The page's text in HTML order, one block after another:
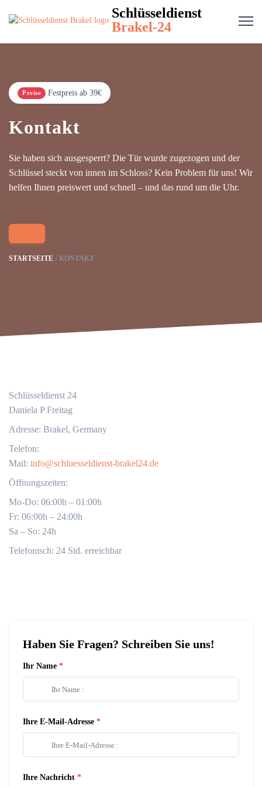
Schlüsseldienst
Brakel-24
Preise Festpreis ab 39€
Kontakt
Sie haben sich ausgesperrt? Die Tür wurde zugezogen und der
Schlüssel steckt von innen im Schloss? Kein Problem für uns! Wir
helfen Ihnen preiswert und schnell – und das rund um die Uhr.
STARTSEITE KONTAKT
Schlüsseldienst 24
Daniela P Freitag
Adresse: Brakel, Germany
Telefon:
Mail: info@schluesseldienst-brakel24.de
Öffnungszeiten:
Mo-Do: 06:00h – 01:00h
Fr: 06:00h – 24:00h
Sa – So: 24h
Telefonisch: 24 Std. erreichbar
Haben Sie Fragen? Schreiben Sie uns!
Ihr Name
Ihre E-Mail-Adresse
Ihre Nachricht